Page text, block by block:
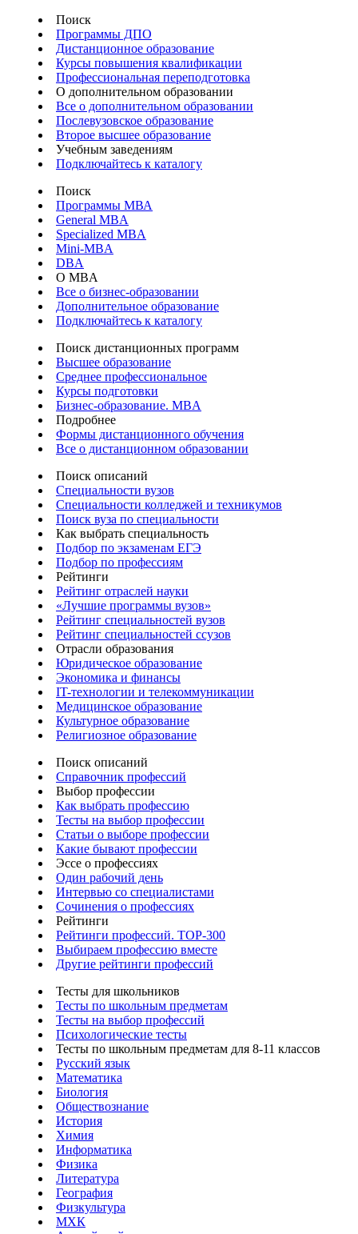
Поиск
Программы ДПО
Дистанционное образование
Курсы повышения квалификации
Профессиональная переподготовка
О дополнительном образовании
Все о дополнительном образовании
Послевузовское образование
Второе высшее образование
Учебным заведениям
Подключайтесь к каталогу
Поиск
Программы МВА
General MBA
Specialized MBA
Mini-MBA
DBA
О MBA
Все о бизнес-образовании
Дополнительное образование
Подключайтесь к каталогу
Поиск дистанционных программ
Высшее образование
Среднее профессиональное
Курсы подготовки
Бизнес-образование. MBA
Подробнее
Формы дистанционного обучения
Все о дистанционном образовании
Поиск описаний
Специальности вузов
Специальности колледжей и техникумов
Поиск вуза по специальности
Как выбрать специальность
Подбор по экзаменам ЕГЭ
Подбор по профессиям
Рейтинги
Рейтинг отраслей науки
«Лучшие программы вузов»
Рейтинг специальностей вузов
Рейтинг специальностей ссузов
Отрасли образования
Юридическое образование
Экономика и финансы
IT-технологии и телекоммуникации
Медицинское образование
Культурное образование
Религиозное образование
Поиск описаний
Справочник профессий
Выбор профессии
Как выбрать профессию
Тесты на выбор профессии
Статьи о выборе профессии
Какие бывают профессии
Эссе о профессиях
Один рабочий день
Интервью со специалистами
Сочинения о профессиях
Рейтинги
Рейтинги профессий. TOP-300
Выбираем профессию вместе
Другие рейтинги профессий
Тесты для школьников
Тесты по школьным предметам
Тесты на выбор профессий
Психологические тесты
Тесты по школьным предметам для 8-11 классов
Русский язык
Математика
Биология
Обществознание
История
Химия
Информатика
Физика
Литература
География
Физкультура
МХК